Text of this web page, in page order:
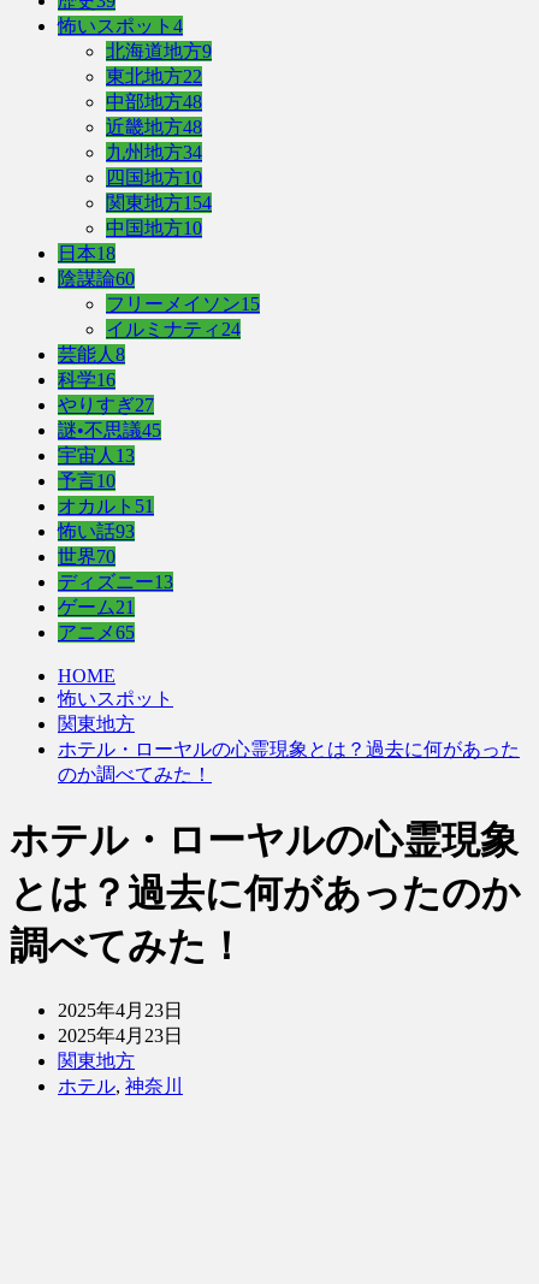
怖いスポット 4
北海道地方9
東北地方22
中部地方48
近畿地方48
九州地方34
四国地方10
関東地方154
中国地方10
日本18
陰謀論60
フリーメイソン15
イルミナティ 24
芸能人 8
科学16
やりすぎ27
謎•不思議45
宇宙人 13
予言10
オカルト 51
怖い話93
世界70
ディズニー13
ゲーム21
アニメ65
HOME
怖いスポット
関東地方
ホテル・ローヤルの心霊現象とは？過去に何があった
のか調べてみた！
ホテル・ローヤルの心霊現象
とは？過去に何があったのか
調べてみた！
2025年4月23日
2025年4月23日
関東地方
ホテル, 神奈川